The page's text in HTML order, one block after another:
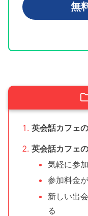
無
英会話カフェ
英会話カフェ
気軽に参
参加料金
新しい出
る